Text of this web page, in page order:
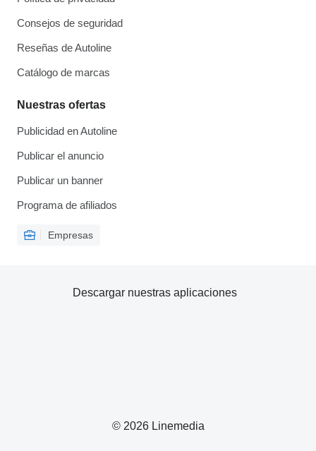
Consejos de seguridad
Reseñas de Autoline
Catálogo de marcas
Nuestras ofertas
Publicidad en Autoline
Publicar el anuncio
Publicar un banner
Programa de afiliados
Empresas
© 2026 Linemedia
Descargar nuestras aplicaciones